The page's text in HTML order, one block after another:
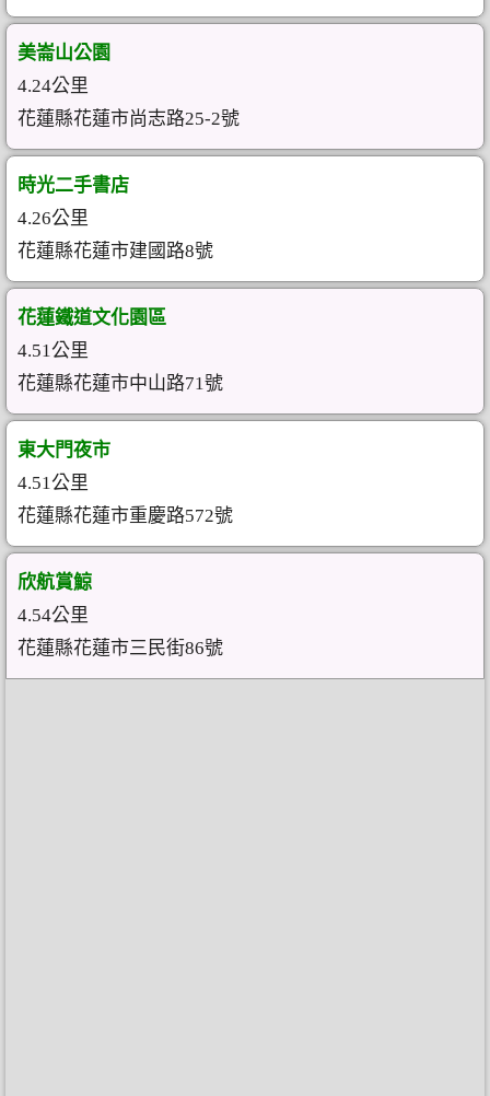
美崙山公園
4.24公里
花蓮縣花蓮市尚志路25-2號
時光二手書店
4.26公里
花蓮縣花蓮市建國路8號
花蓮鐵道文化園區
4.51公里
花蓮縣花蓮市中山路71號
東大門夜市
4.51公里
花蓮縣花蓮市重慶路572號
欣航賞鯨
4.54公里
花蓮縣花蓮市三民街86號